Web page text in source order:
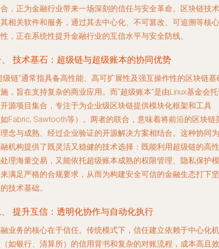
，正为金融行业带来一场深刻的信任与安全革命。区块链技术
相关软件和服务，通过其去中心化、不可篡改、可追溯等核心
，正在系统性提升金融行业的互信水平与安全防线。
技术基石：超级链与超级账本的协同优势
级链”通常指具备高性能、高可扩展性及强互操作性的区块链基
，旨在支持复杂的商业应用。而“超级账本”是由Linux基金会
源项目集合，专注于为企业级区块链提供模块化框架和工具
Fabric, Sawtooth等）。两者的联合，意味着将前沿的区块链
念与成熟、经过企业验证的开源解决方案相结合。这种协同为
机构提供了既灵活又稳健的技术选择：既能利用超级链的高性
理海量交易，又能依托超级账本成熟的权限管理、隐私保护模
满足严格的合规要求，从而为构建安全可信的金融生态打下坚
技术基础。
提升互信：透明化协作与自动化执行
业务的核心在于信任。传统模式下，信任建立依赖于中心化机
如银行、清算所）的信用背书和复杂的对账流程，成本高且效